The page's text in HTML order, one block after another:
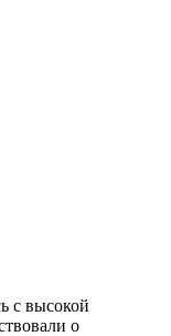
с высокой
о